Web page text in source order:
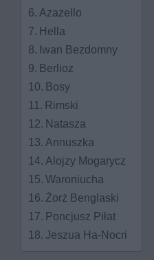
Azazello
Hella
Iwan Bezdomny
Berlioz
Bosy
Rimski
Natasza
Annuszka
Alojzy Mogarycz
Waroniucha
Żorż Benglaski
Poncjusz Piłat
Jeszua Ha-Nocri